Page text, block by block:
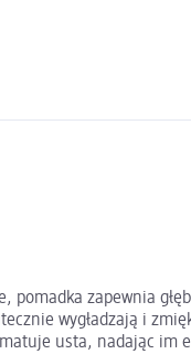
pomadka zapewnia
wygładzają i
usta, nadając im